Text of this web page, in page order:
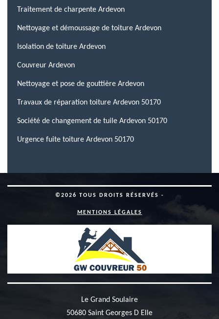
Traitement de charpente Ardevon
Nettoyage et démoussage de toiture Ardevon
Isolation de toiture Ardevon
Couvreur Ardevon
Nettoyage et pose de gouttière Ardevon
Travaux de réparation toiture Ardevon 50170
Société de changement de tuile Ardevon 50170
Urgence fuite toiture Ardevon 50170
©2026 TOUS DROITS RÉSERVÉS -
MENTIONS LÉGALES
Le Grand Soulaire
50680 Saint Georges D Elle